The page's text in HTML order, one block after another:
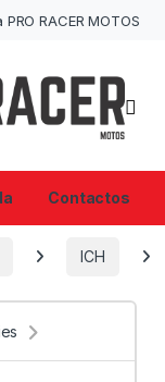
RACER MOTOS
Contactos
ICH